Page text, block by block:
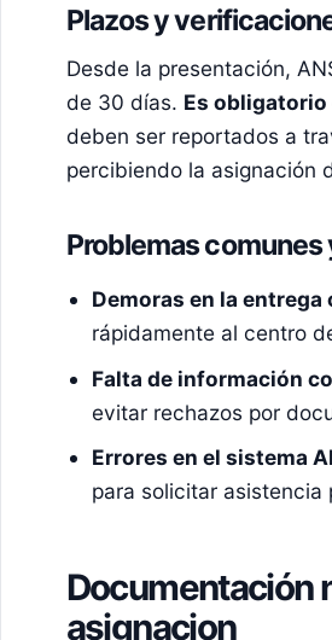
Plazos y
Desde la presentación,
de 30 días. Es
deben ser reportados a
percibiendo la asignación
Problemas
Demoras en la
rápidamente al centro
Falta de información
evitar rechazos por
Errores en el sistema
para solicitar asistencia
Documentación
asignacion